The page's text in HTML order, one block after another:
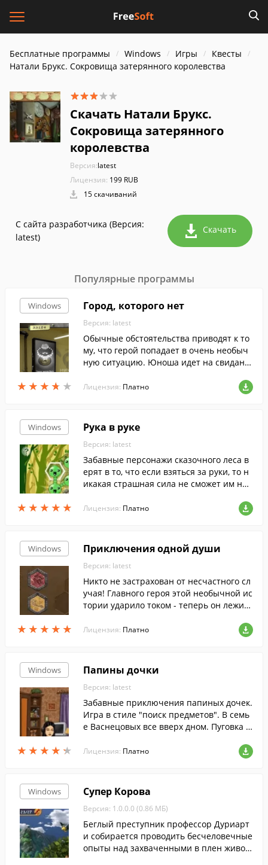
Бесплатные программы Windows Игры
Квесты
Натали Брукс. Сокровища затерянного королевства
Скачать Натали Брукс.
Сокровища затерянного
королевства
Версия:latest
Лицензия: 199 RUB
15 скачиваний
С сайта разработчика (Версия:
latest)
Скачать
Популярные программы
Windows
★ ★ ★ ★ ★
★ ★ ★ ★ ★
Город, которого нет
Версия: latest
Обычные обстоятельства приводят к то
му, что герой попадает в очень необыч
ную ситуацию. Юноша идет на свидани
е оказывается... в подвале старого дома.
Лицензия: Платно
Windows
★ ★ ★ ★ ★
★ ★ ★ ★ ★
Рука в руке
Версия: latest
Забавные персонажи сказочного леса в
ерят в то, что если взяться за руки, то н
икакая страшная сила не сможет им нав
Лицензия: Платно
Windows
★ ★ ★ ★ ★
★ ★ ★ ★ ★
Приключения одной души
Версия: latest
Никто не застрахован от несчастного сл
учая! Главного героя этой необычной ис
тории ударило током - теперь он лежит
из одного тела в другое.
Лицензия: Платно
Windows
★ ★ ★ ★ ★
★ ★ ★ ★ ★
Папины дочки
Версия: latest
Забавные приключения папиных дочек.
Игра в стиле "поиск предметов". В семь
е Васнецовых все вверх дном. Пуговка о
азбудить уставшего папу. Галина Сергее
вна хочет позаниматься с Полежайкины
шая опробовать новую диету. Чтобы раз
обраться в этом хаосе, потребуется ваш
а дружеская помощь. Найдите все пред
меты, решите головоломки и наведите п
орядок в доме!
Лицензия: Платно
Windows Супер Корова
Версия: 1.0.0.0 (0.86 МБ)
Беглый преступник профессор Дуриарт
и собирается проводить бесчеловечные
опыты над захваченными в плен живот